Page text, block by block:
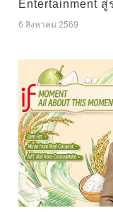
Entertainment
6 สิงหาคม 2569